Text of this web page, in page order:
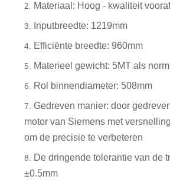
Materiaal: Hoog - kwaliteit
Inputbreedte: 1219mm
Efficiënte breedte: 960mm
Materieel gewicht: 5MT als norm
Rol binnendiameter: 508mm
Gedreven manier: door
motor van Siemens met
om de precisie te verbeteren
De dringende tolerantie van de
±0.5mm